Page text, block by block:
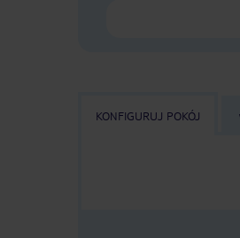
KONFIGURUJ POKÓJ